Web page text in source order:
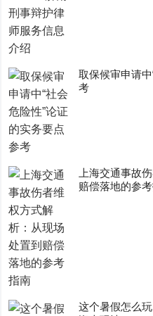
取保候审申请
考
上海交通事故
赔偿落地的参
这个暑假怎么